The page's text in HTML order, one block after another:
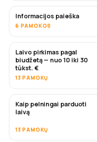
Informacijos paieška
6 PAMOKOS
NETRUKUS
Laivo pirkimas pagal
biudžetą — nuo 10 iki 30
tūkst. €
13 PAMOKŲ
NAUJA
Kaip pelningai parduoti
laivą
13 PAMOKŲ